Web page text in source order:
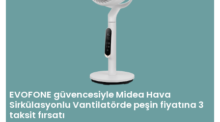
EVOFONE güvencesiyle Midea Hava
Sirkülasyonlu Vantilatörde peşin fiyatına 3
taksit fırsatı